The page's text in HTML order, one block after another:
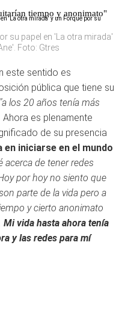
tiempo y anonimato"
su papel en 'La otra mirada'
Foto: Gtres
este sentido es
pública que tiene su
"a los 20 años tenía más
Ahora es plenamente
de su presencia
en iniciarse en el mundo
acerca de tener redes
por hoy no siento que
parte de la vida pero a
y cierto anonimato
Mi vida hasta ahora tenía
y las redes para mí